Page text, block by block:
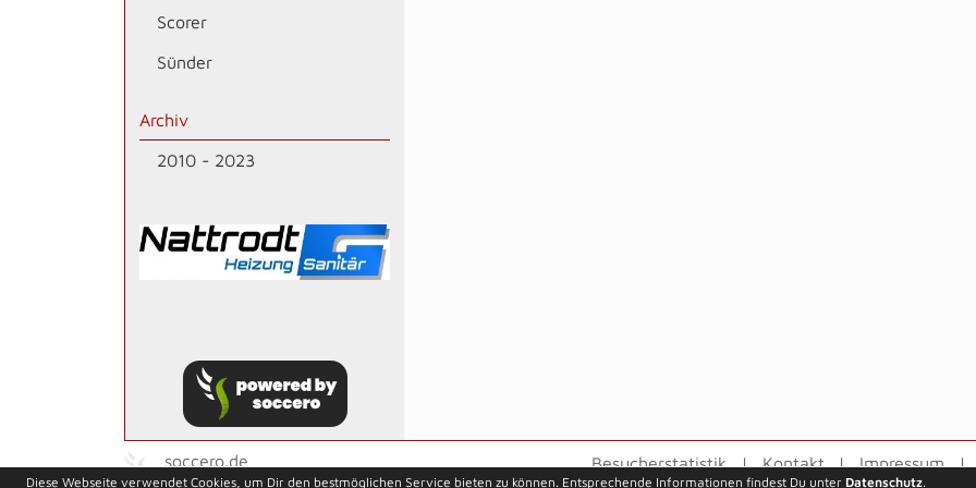
Scorer
Sünder
Archiv
2010 - 2023
soccero.de
© 2006 - 2026
Besucherstatistik Kontakt Impressum
Diese Webseite verwendet Cookies, um Dir den bestmöglichen Service bieten zu können. Entsprechende Informationen findest Du unter Datenschutz.